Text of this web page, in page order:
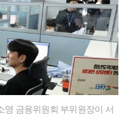
영 금융위원회 부위원장이 서